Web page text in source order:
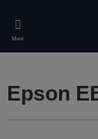
main
content
Meni
Epson